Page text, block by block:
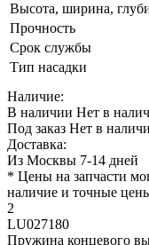
Высота, ширина,
Прочность
Срок службы
Тип насадки
Наличие:
В наличии Нет в
Под заказ Нет в
Доставка:
Из Москвы 7-14 дней
* Цены на запчасти
наличие и точные
2
LU027180
Пружина концевого